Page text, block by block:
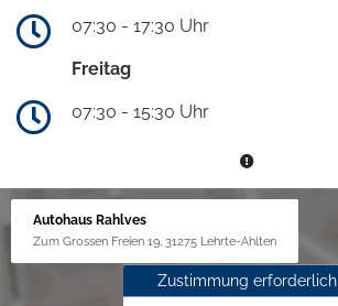
07:30 - 17:30 Uhr
Freitag
07:30 - 15:30 Uhr
Autohaus Rahlves
Zum Grossen Freien 19, 31275 Lehrte-Ahlten
Zustimmung erforderlich